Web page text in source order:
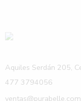
Aquiles Serdán 205,
477 3794056